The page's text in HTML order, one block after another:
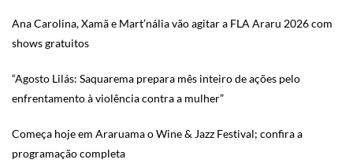
Ana Carolina, Xamã e Mart’nália vão agitar a FLA Araru 2026 com
shows gratuitos
“Agosto Lilás: Saquarema prepara mês inteiro de ações pelo
enfrentamento à violência contra a mulher”
Começa hoje em Araruama o Wine & Jazz Festival; confira a
programação completa